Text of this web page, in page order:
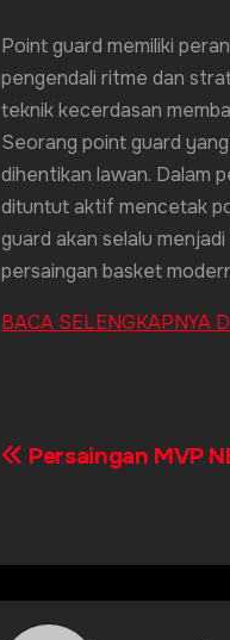
Point guard memiliki
pengendali ritme dan
teknik kecerdasan
Seorang point guard
dihentikan lawan. Dalam
dituntut aktif mencetak
guard akan selalu
persaingan basket
BACA SELENGKAPNYA
Post
Persaingan MVP